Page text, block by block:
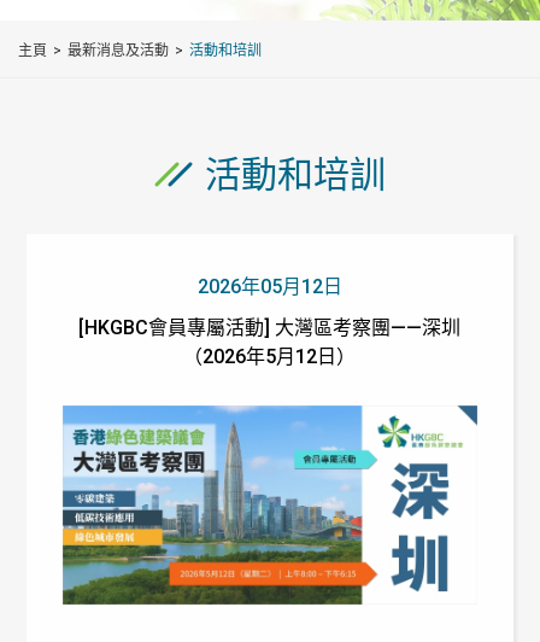
主頁 最新消息及活動 活動和培訓
活動和培訓
2026年05月12日
[HKGBC會員專屬活動] 大灣區考察團——深圳
（2026年5月12日）